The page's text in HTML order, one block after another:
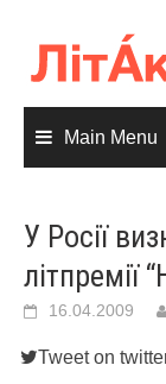
content
Main Menu
У Росії
літпремії
16.04.2009
Tweet on